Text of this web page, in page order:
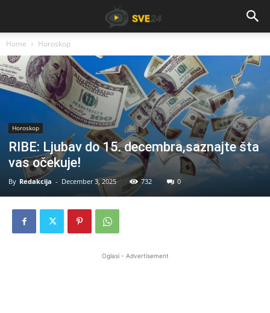
Home Horoskop
Horoskop
RIBE: Ljubav do 15. decembra,saznajte šta
vas očekuje!
By Redakcija - December 3, 2025 732 0
Oglasi - Advertisement